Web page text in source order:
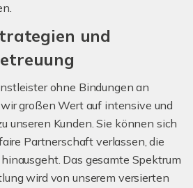
und
ohne Bindungen an
großen Wert auf intensive und
unseren Kunden. Sie können sich
Partnerschaft verlassen, die
Das gesamte Spektrum
wird von unserem versierten